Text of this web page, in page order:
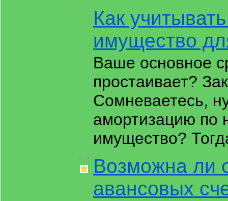
11:35
Как
имущество
Ваше основное
простаивает?
Сомневаетесь,
амортизацию по
имущество?
11:28
Возможна ли
авансовых